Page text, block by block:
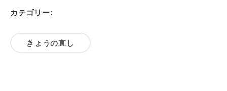
カテゴリー:
きょうの直し